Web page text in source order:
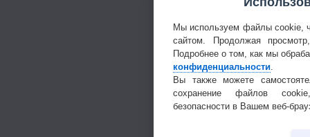
Мы используем файлы cookie,
сайтом. Продолжая
Подробнее о том, как мы
конфиденциальности.
Вы также можете
сохранение файлов
безопасности в Вашем веб-